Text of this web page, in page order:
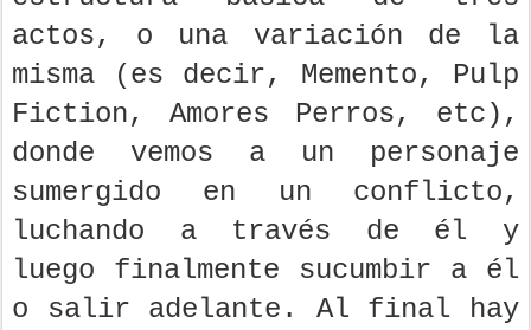
actos, o una variación de la
misma (es decir, Memento, Pulp
Fiction, Amores Perros, etc),
donde vemos a un personaje
sumergido en un conflicto,
luchando a través de él y
luego finalmente sucumbir a él
o salir adelante. Al final hay